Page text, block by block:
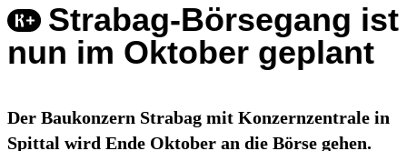
Strabag-Börsegang ist
nun im Oktober geplant
Der Baukonzern Strabag mit Konzernzentrale in
Spittal wird Ende Oktober an die Börse gehen.